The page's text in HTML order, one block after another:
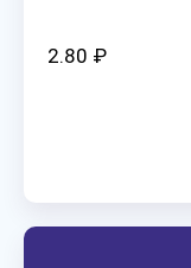
2.80 ₽